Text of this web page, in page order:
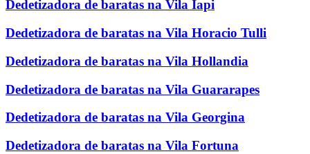
Dedetizadora de baratas na Vila Iapi
Dedetizadora de baratas na Vila Horacio Tulli
Dedetizadora de baratas na Vila Hollandia
Dedetizadora de baratas na Vila Guararapes
Dedetizadora de baratas na Vila Georgina
Dedetizadora de baratas na Vila Fortuna